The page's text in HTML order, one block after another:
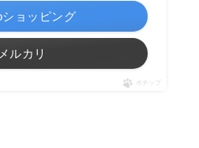
ショッピング
メルカリ
ポチップ